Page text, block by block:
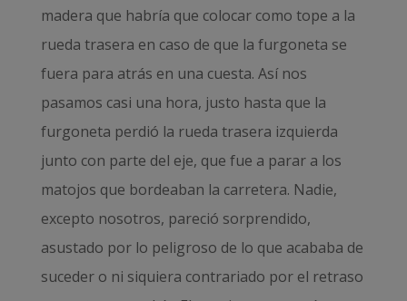
madera que habría que colocar como tope a la
rueda trasera en caso de que la furgoneta se
fuera para atrás en una cuesta. Así nos
pasamos casi una hora, justo hasta que la
furgoneta perdió la rueda trasera izquierda
junto con parte del eje, que fue a parar a los
matojos que bordeaban la carretera. Nadie,
excepto nosotros, pareció sorprendido,
asustado por lo peligroso de lo que acababa de
suceder o ni siquiera contrariado por el retraso